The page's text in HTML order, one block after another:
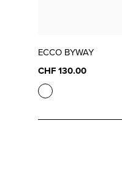
ECCO BYWAY
CHF 130.00